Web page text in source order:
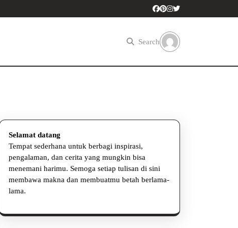
Search
Selamat datang
Tempat sederhana untuk berbagi inspirasi,
pengalaman, dan cerita yang mungkin bisa
menemani harimu. Semoga setiap tulisan di sini
membawa makna dan membuatmu betah berlama-
lama.